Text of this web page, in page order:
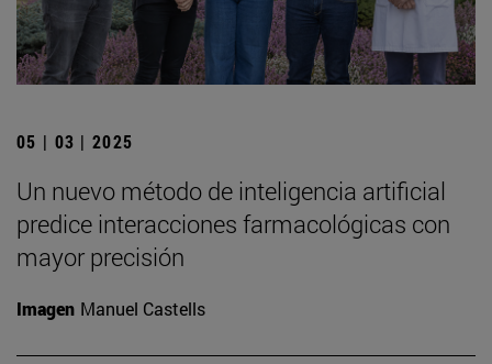
05 | 03 | 2025
Un nuevo método de inteligencia artificial
predice interacciones farmacológicas con
mayor precisión
Imagen Manuel Castells